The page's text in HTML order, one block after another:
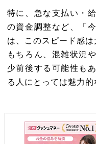
特に、急な支払い・
の資金調整など、「
は、このスピード感は
もちろん、混雑状況
少前後する可能性も
る人にとっては魅力